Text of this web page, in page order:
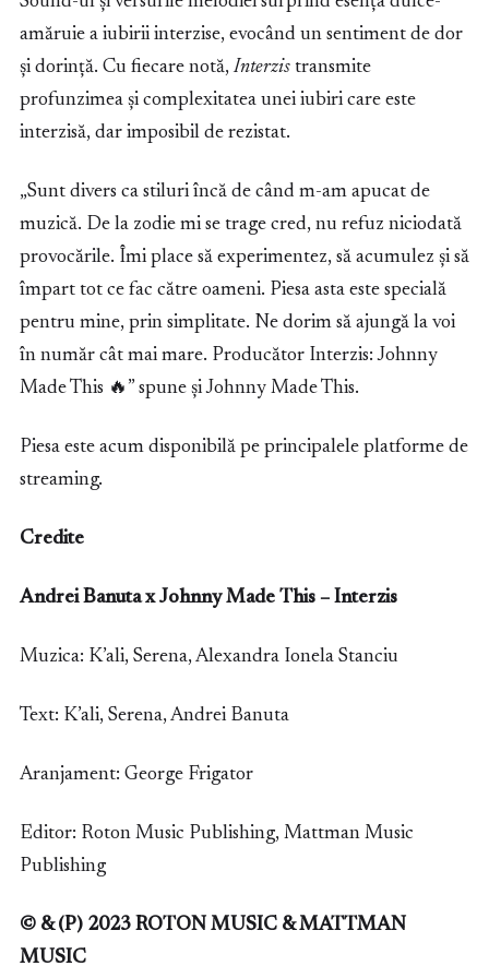
amăruie a iubirii interzise, evocând un sentiment de dor
și dorință. Cu fiecare notă,Interzis transmite
profunzimea și complexitatea unei iubiri care este
interzisă, dar imposibil de rezistat.
„Sunt divers ca stiluri încă de când m-am apucat de
muzică. De la zodie mi se trage cred, nu refuz niciodată
provocările. Îmi place să experimentez, să acumulez și să
împart tot ce fac către oameni. Piesa asta este specială
pentru mine, prin simplitate. Ne dorim să ajungă la voi
în număr cât mai mare. Producător Interzis: Johnny
Made This 🔥” spune și Johnny Made This.
Piesa este acum disponibilă pe principalele platforme de
streaming.
Credite
Andrei Banuta x Johnny Made This – Interzis
Muzica: K’ali, Serena, Alexandra Ionela Stanciu
Text: K’ali, Serena, Andrei Banuta
Aranjament: George Frigator
Editor: Roton Music Publishing, Mattman Music
Publishing
© & (P) 2023 ROTON MUSIC & MATTMAN
MUSIC